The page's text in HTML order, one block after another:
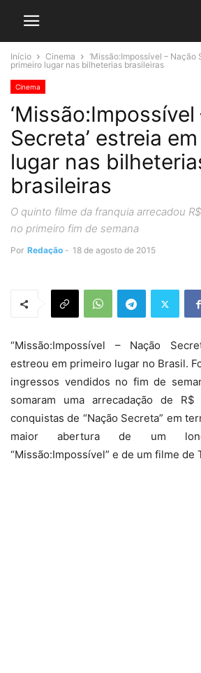
Início Cinema
‘Missão:Impossível – Nação
primeiro lugar nas bilheterias brasileiras
Cinema
Secreta’ estreia
lugar nas
brasileiras
O quinto filme da franquia arrecadou
no primeiro fim de semana
Por Redação - 18 de agosto de 2015
“Missão:Impossível – Nação
estreou em primeiro lugar no Brasil.
ingressos vendidos no fim de
somaram uma arrecadação de R$
conquistas de “Nação Secreta” em
maior abertura de um
“Missão:Impossível” e de um filme de